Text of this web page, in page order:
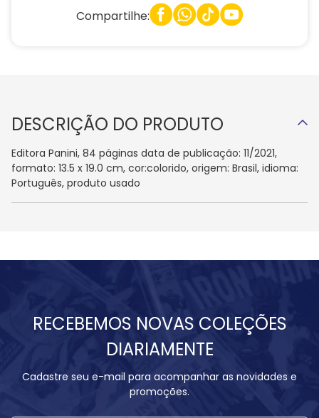
Compartilhe:
DESCRIÇÃO DO PRODUTO
Editora Panini, 84 páginas data de publicação: 11/2021,
formato: 13.5 x 19.0 cm, cor:colorido, origem: Brasil, idioma:
Português, produto usado
RECEBEMOS NOVAS COLEÇÕES
DIARIAMENTE
Cadastre seu e-mail para acompanhar as novidades e
promoções.